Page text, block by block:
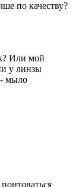
по качеству?
Или мой
у линзы
- мыло